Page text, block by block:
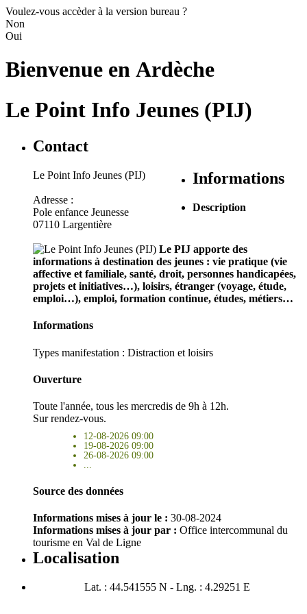
Voulez-vous accèder à la version bureau ?
Non
Oui
Bienvenue en Ardèche
Le Point Info Jeunes (PIJ)
Contact
Le Point Info Jeunes (PIJ)
Adresse :
Pole enfance Jeunesse
07110 Largentière
Informations
Description
Le PIJ apporte des
informations à destination des jeunes : vie pratique (vie
affective et familiale, santé, droit, personnes handicapées,
projets et initiatives…), loisirs, étranger (voyage, étude,
emploi…), emploi, formation continue, études, métiers…
Informations
Types manifestation : Distraction et loisirs
Ouverture
Toute l'année, tous les mercredis de 9h à 12h.
Sur rendez-vous.
12-08-2026 09:00
19-08-2026 09:00
26-08-2026 09:00
...
Source des données
Informations mises à jour le : 30-08-2024
Informations mises à jour par : Office intercommunal du
tourisme en Val de Ligne
Localisation
Lat. : 44.541555 N - Lng. : 4.29251 E